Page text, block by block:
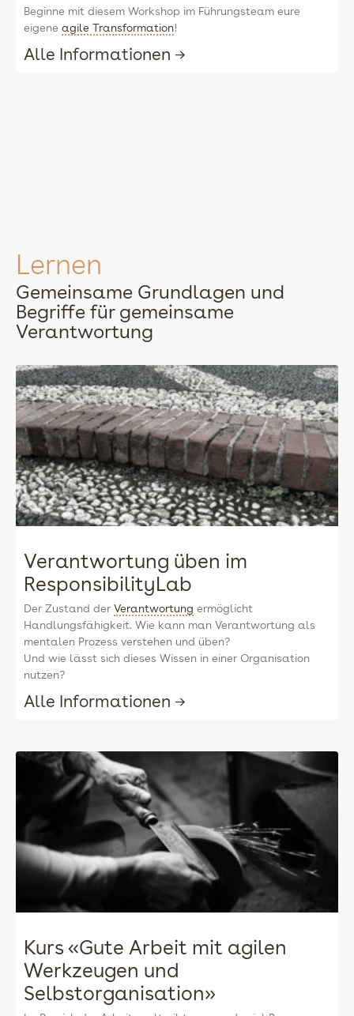
Beginne mit diesem Workshop im Führungsteam eure
eigene agile Transformation!
Alle Informationen →
Lernen
Gemeinsame Grundlagen und
Begriffe für gemeinsame
Verantwortung
Verantwortung üben im
ResponsibilityLab
Der Zustand der Verantwortung ermöglicht
Handlungsfähigkeit. Wie kann man Verantwortung als
mentalen Prozess verstehen und üben?
Und wie lässt sich dieses Wissen in einer Organisation
nutzen?
Alle Informationen →
Kurs «Gute Arbeit mit agilen
Werkzeugen und
Selbstorganisation»